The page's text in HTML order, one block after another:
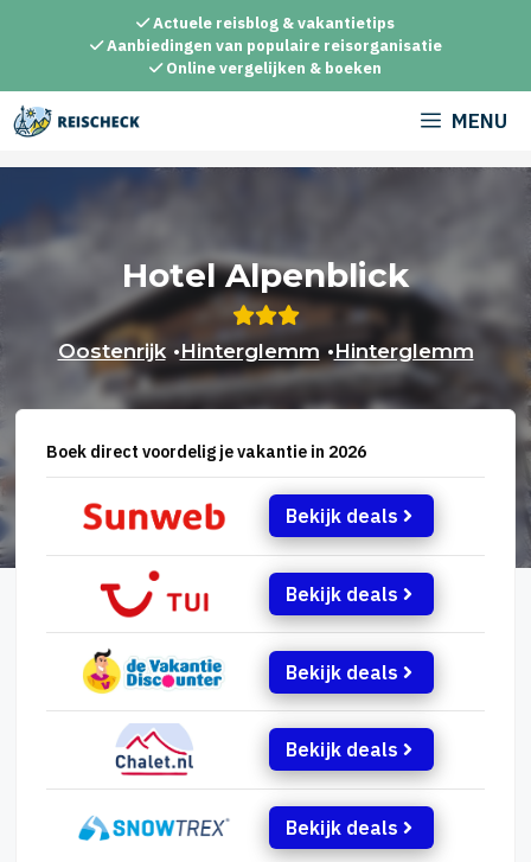
inhoud
Actuele reisblog & vakantietips
Aanbiedingen van populaire reisorganisatie
Online vergelijken & boeken
MENU
Hotel Alpenblick
Oostenrijk •Hinterglemm •Hinterglemm
Boek direct voordelig je vakantie in 2026
Bekijk deals
Bekijk deals
Bekijk deals
Bekijk deals
Bekijk deals